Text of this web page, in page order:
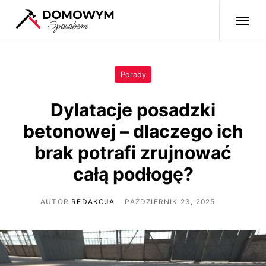
Porady
Dylatacje posadzki
betonowej – dlaczego ich
brak potrafi zrujnować
całą podłogę?
AUTOR REDAKCJA PAŹDZIERNIK 23, 2025